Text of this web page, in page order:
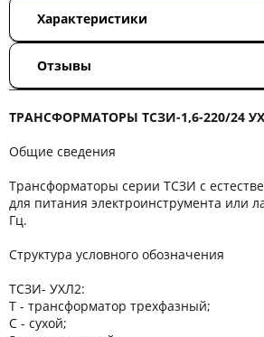
Характеристики
Отзывы
ТРАНСФОРМАТОРЫ ТСЗИ-1,6-220/24
Общие сведения
Трансформаторы серии ТСЗИ с
для питания электроинструмента или
Гц.
Структура условного обозначения
ТСЗИ- УХЛ2:
Т - трансформатор трехфазный;
С - сухой;